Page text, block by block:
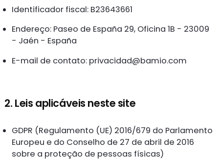
Identificador fiscal: B23643661
Endereço: Paseo de España 29, Oficina 1B - 23009
- Jaén - España
E-mail de contato: privacidad@bamio.com
2. Leis aplicáveis neste site
GDPR (Regulamento (UE) 2016/679 do Parlamento
Europeu e do Conselho de 27 de abril de 2016
sobre a proteção de pessoas físicas)